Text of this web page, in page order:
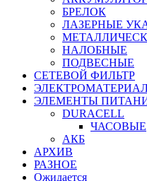
БРЕЛОК
ЛАЗЕРНЫЕ
НАЛОБНЫЕ
ПОДВЕСНЫЕ
СЕТЕВОЙ ФИЛЬТР
ЭЛЕМЕНТЫ
DURACELL
ЧАСОВЫЕ
АКБ
АРХИВ
РАЗНОЕ
Ожидается